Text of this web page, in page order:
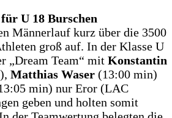
U 18 Burschen
Männerlauf kurz über die 3500
groß auf. In der Klasse U
„Dream Team“ mit Konstantin
Matthias Waser (13:00 min)
min) nur Eror (LAC
geben und holten somit